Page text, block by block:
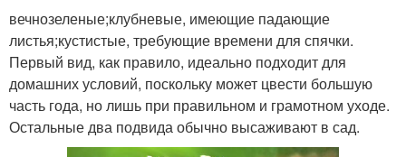
вечнозеленые;клубневые, имеющие падающие
листья;кустистые, требующие времени для спячки.
Первый вид, как правило, идеально подходит для
домашних условий, поскольку может цвести большую
часть года, но лишь при правильном и грамотном уходе.
Остальные два подвида обычно высаживают в сад.